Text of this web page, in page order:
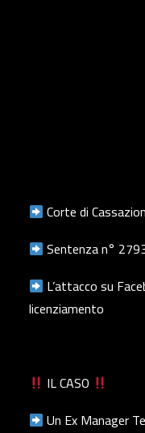
Corte di
Sentenza n°
L’attacco su
licenziamento
IL CASO
Un Ex Manager